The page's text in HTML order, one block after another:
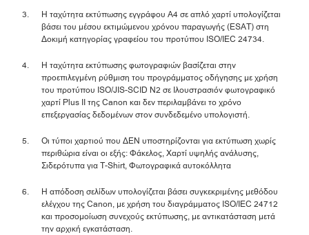
Η ταχύτητα εκτύπωσης εγγράφου Α4 σε απλό χαρτί υπολογίζεται
βάσει του μέσου εκτιμώμενου χρόνου παραγωγής (ESAT) στη
Δοκιμή κατηγορίας γραφείου του προτύπου ISO/IEC 24734.
Η ταχύτητα εκτύπωσης φωτογραφιών βασίζεται στην
προεπιλεγμένη ρύθμιση του προγράμματος οδήγησης με χρήση
του προτύπου ISO/JIS-SCID N2 σε Ιλουστρασιόν φωτογραφικό
χαρτί Plus II της Canon και δεν περιλαμβάνει το χρόνο
επεξεργασίας δεδομένων στον συνδεδεμένο υπολογιστή.
Οι τύποι χαρτιού που ΔΕΝ υποστηρίζονται για εκτύπωση χωρίς
περιθώρια είναι οι εξής: Φάκελος, Χαρτί υψηλής ανάλυσης,
Σιδερότυπα για T-Shirt, Φωτογραφικά αυτοκόλλητα
Η απόδοση σελίδων υπολογίζεται βάσει συγκεκριμένης μεθόδου
ελέγχου της Canon, με χρήση του διαγράμματος ISO/IEC 24712
και προσομοίωση συνεχούς εκτύπωσης, με αντικατάσταση μετά
την αρχική εγκατάσταση.